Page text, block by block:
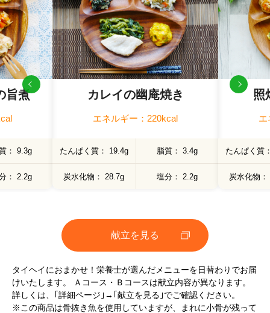
旨煮
9.3g
2.2g
カレイの幽庵焼き
エネルギー：220kcal
たんぱく質 19.4g 脂質 3.4g
炭水化物 28.7g 塩分 2.2g
照
エ
たんぱく質
炭水化物
献立を見る
タイヘイにおまかせ！栄養士が選んだメニューを日替わりでお届
けいたします。 Ａコース・Ｂコースは献立内容が異なります。
詳しくは、｢詳細ページ｣→｢献立を見る｣でご確認ください。
※この商品は骨抜き魚を使用していますが、まれに小骨が残って